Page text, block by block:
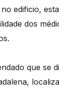
edificio,
dos
que se